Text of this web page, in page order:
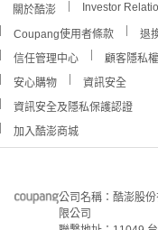
關於酷澎 Investor
Coupang使用者條款
退
信任管理中心
顧客隱私
安心購物
資訊安全
資訊安全及隱私保護認證
加入酷澎商城
公司名稱：酷澎股
限公司